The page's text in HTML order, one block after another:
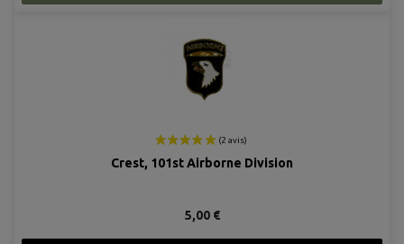
Crest, 101st Airborne Division
5,00 €